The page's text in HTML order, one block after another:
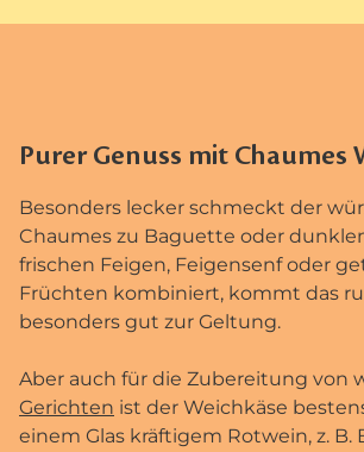
Purer Genuss mit Chaumes
Besonders lecker schmeckt der
Chaumes zu Baguette oder
frischen Feigen, Feigensenf oder
Früchten kombiniert, kommt das
besonders gut zur Geltung.
Aber auch für die Zubereitung von
Gerichten ist der Weichkäse
einem Glas kräftigem Rotwein, z. B.